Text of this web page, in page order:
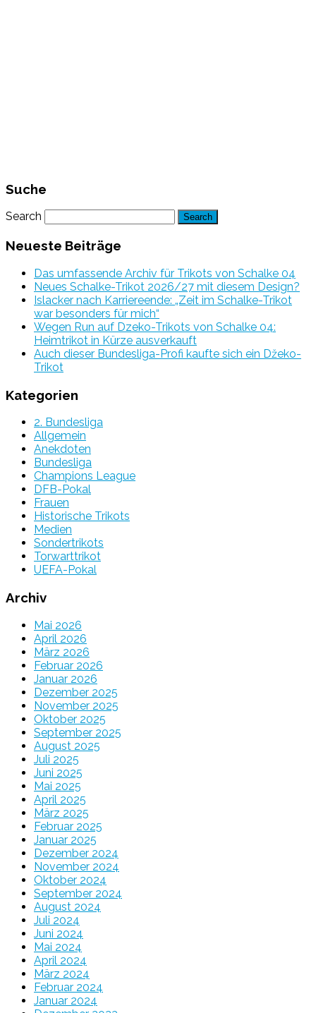
Suche
Search
Neueste Beiträge
Das umfassende Archiv für Trikots von Schalke 04
Neues Schalke-Trikot 2026/27 mit diesem Design?
Islacker nach Karriereende: „Zeit im Schalke-Trikot
war besonders für mich“
Wegen Run auf Dzeko-Trikots von Schalke 04:
Heimtrikot in Kürze ausverkauft
Auch dieser Bundesliga-Profi kaufte sich ein Džeko-
Trikot
Kategorien
2. Bundesliga
Allgemein
Anekdoten
Bundesliga
Champions League
DFB-Pokal
Frauen
Historische Trikots
Medien
Sondertrikots
Torwarttrikot
UEFA-Pokal
Archiv
Mai 2026
April 2026
März 2026
Februar 2026
Januar 2026
Dezember 2025
November 2025
Oktober 2025
September 2025
August 2025
Juli 2025
Juni 2025
Mai 2025
April 2025
März 2025
Februar 2025
Januar 2025
Dezember 2024
November 2024
Oktober 2024
September 2024
August 2024
Juli 2024
Juni 2024
Mai 2024
April 2024
März 2024
Februar 2024
Januar 2024